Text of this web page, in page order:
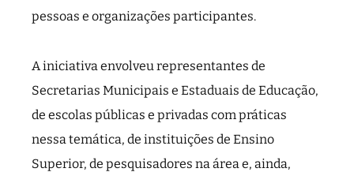
pessoas e organizações participantes.
A iniciativa envolveu representantes de
Secretarias Municipais e Estaduais de Educação,
de escolas públicas e privadas com práticas
nessa temática, de instituições de Ensino
Superior, de pesquisadores na área e, ainda,